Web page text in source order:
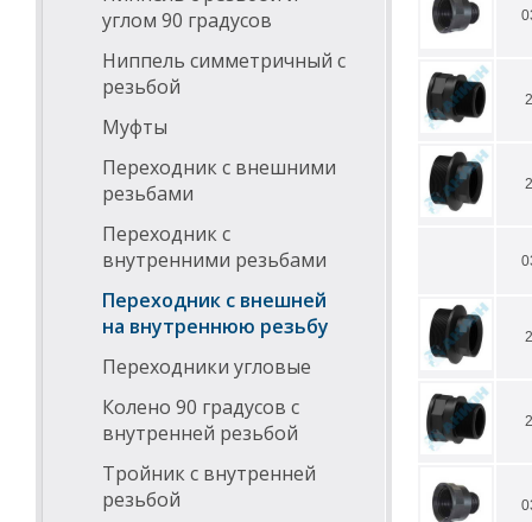
углом 90 градусов
Ниппель симметричный с
резьбой
Муфты
Переходник с внешними
резьбами
Переходник с
внутренними резьбами
Переходник с внешней
на внутреннюю резьбу
Переходники угловые
Колено 90 градусов с
внутренней резьбой
Тройник с внутренней
резьбой